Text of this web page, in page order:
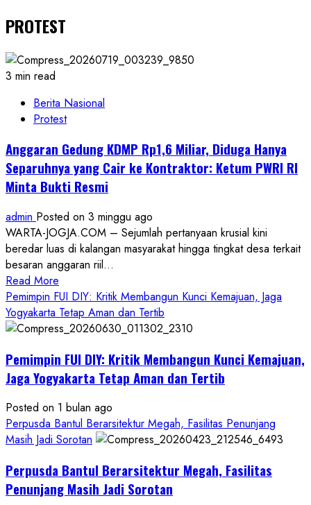
PROTEST
3 min read
Berita Nasional
Protest
Anggaran Gedung KDMP Rp1,6 Miliar, Diduga Hanya
Separuhnya yang Cair ke Kontraktor: Ketum PWRI RI
Minta Bukti Resmi
admin Posted on 3 minggu ago
WARTA-JOGJA.COM – Sejumlah pertanyaan krusial kini
beredar luas di kalangan masyarakat hingga tingkat desa terkait
besaran anggaran riil...
Read More
more
about
Anggaran
KDMP
Rp1,6
Diduga
Hanya
Separuhnya
Cair
ke
Pemimpin FUI DIY: Kritik Membangun Kunci Kemajuan, Jaga
Yogyakarta Tetap Aman dan Tertib
Pemimpin FUI DIY: Kritik Membangun Kunci Kemajuan,
Jaga Yogyakarta Tetap Aman dan Tertib
Posted on 1 bulan ago
Perpusda Bantul Berarsitektur Megah, Fasilitas Penunjang
Masih Jadi Sorotan
Perpusda Bantul Berarsitektur Megah, Fasilitas
Penunjang Masih Jadi Sorotan